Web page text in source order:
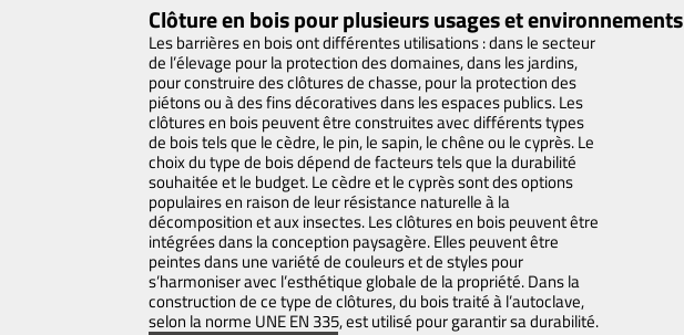
Clôture en bois pour plusieurs usages et environnements
Les barrières en bois ont différentes utilisations : dans le secteur
de l’élevage pour la protection des domaines, dans les jardins,
pour construire des clôtures de chasse, pour la protection des
piétons ou à des fins décoratives dans les espaces publics. Les
clôtures en bois peuvent être construites avec différents types
de bois tels que le cèdre, le pin, le sapin, le chêne ou le cyprès. Le
choix du type de bois dépend de facteurs tels que la durabilité
souhaitée et le budget. Le cèdre et le cyprès sont des options
populaires en raison de leur résistance naturelle à la
décomposition et aux insectes. Les clôtures en bois peuvent être
intégrées dans la conception paysagère. Elles peuvent être
peintes dans une variété de couleurs et de styles pour
s’harmoniser avec l’esthétique globale de la propriété. Dans la
construction de ce type de clôtures, du bois traité à l’autoclave,
selon la norme UNE EN 335, est utilisé pour garantir sa durabilité.